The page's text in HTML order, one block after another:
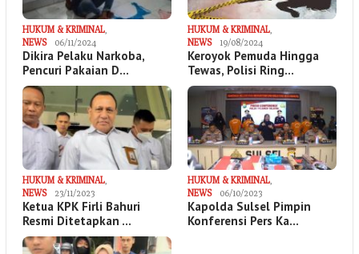
HUKUM & KRIMINAL
NEWS
06/11/2024
Dikira Pelaku Narkoba,
Pencuri Pakaian D…
HUKUM & KRIMINAL
NEWS
19/08/2024
Keroyok Pemuda Hingga
Tewas, Polisi Ring…
HUKUM & KRIMINAL
NEWS
23/11/2023
Ketua KPK Firli Bahuri
Resmi Ditetapkan …
HUKUM & KRIMINAL
NEWS
06/10/2023
Kapolda Sulsel Pimpin
Konferensi Pers Ka…